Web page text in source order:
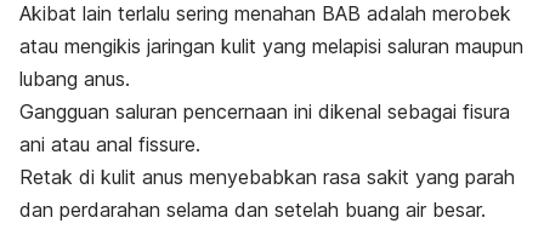
Akibat lain terlalu sering menahan BAB adalah merobek
atau mengikis jaringan kulit yang melapisi saluran maupun
lubang anus.
Gangguan saluran pencernaan ini dikenal sebagai fisura
ani atau anal fissure.
Retak di kulit anus menyebabkan rasa sakit yang parah
dan perdarahan selama dan setelah buang air besar.